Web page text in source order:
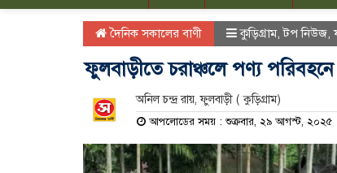
দৈনিক সকালের বাণী কুড়িগ্রাম,টপ নিউজ ,
ফুলবাড়ীতে চরাঞ্চলে পণ্য
অনিল চন্দ্র রায়, ফুলবাড়ী ( কুড়িগ্রাম)
আপলোডের সময় : শুক্রবার, ২৯ আগস্ট, ২০২৫